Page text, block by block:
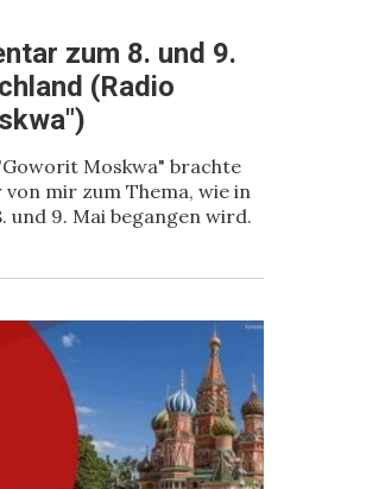
zum 8. und 9.
(Radio
Moskwa" brachte
mir zum Thema, wie in
und 9. Mai begangen wird.